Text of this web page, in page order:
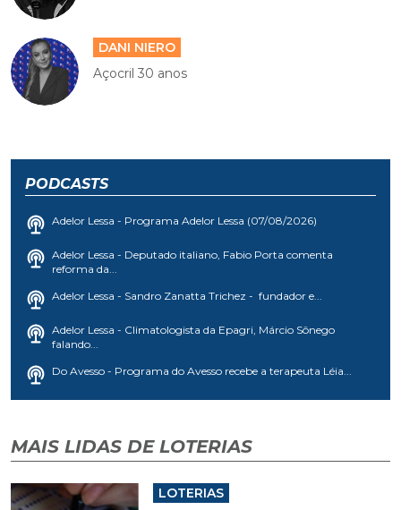
DANI NIERO
Açocril 30 anos
PODCASTS
Adelor Lessa - Programa Adelor Lessa (07/08/2026)
Adelor Lessa - Deputado italiano, Fabio Porta comenta
reforma da...
Adelor Lessa - Sandro Zanatta Trichez - fundador e...
Adelor Lessa - Climatologista da Epagri, Márcio Sônego
falando...
Do Avesso - Programa do Avesso recebe a terapeuta Léia...
MAIS LIDAS DE LOTERIAS
LOTERIAS